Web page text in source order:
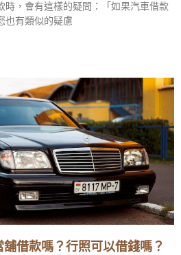
時，會有這樣的疑問：「如果汽車借款
也有類似的疑慮
借款嗎？行照可以借錢嗎？